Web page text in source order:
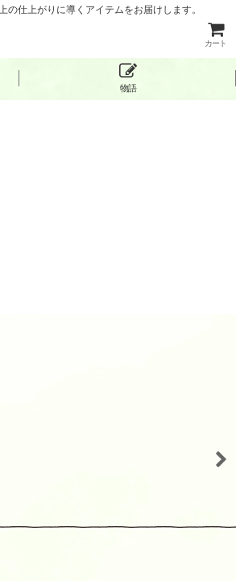
仕上がりに導くアイテムをお届けします。
カート
物語